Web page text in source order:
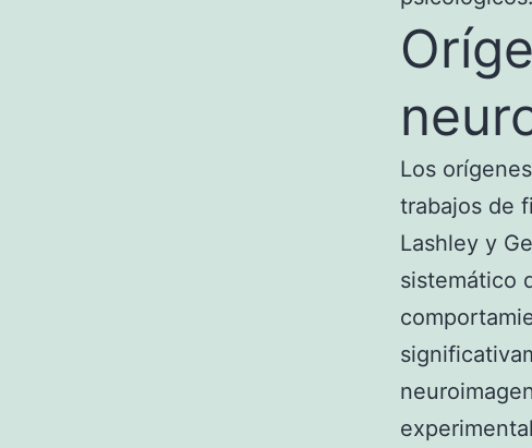
Los
trabajos de
Lashley y
sistemático